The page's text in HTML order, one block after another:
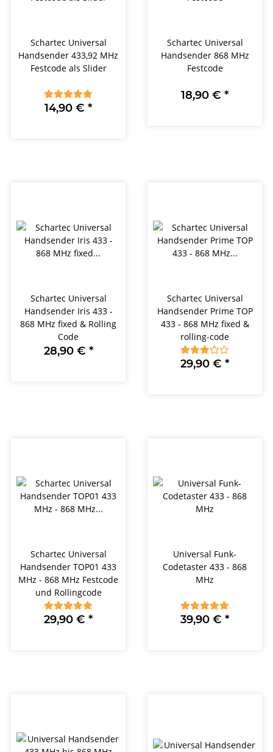
Schartec Universal
Handsender 433,92 MHz
Festcode als Slider
14,90 € *
Schartec Universal
Handsender 868 MHz
Festcode
18,90 € *
Schartec Universal
Handsender Iris 433 -
868 MHz fixed & Rolling
Code
28,90 € *
Schartec Universal
Handsender Prime TOP
433 - 868 MHz fixed &
rolling-code
29,90 € *
Schartec Universal
Handsender TOP01 433
MHz - 868 MHz Festcode
und Rollingcode
29,90 € *
Universal Funk-
Codetaster 433 - 868
MHz
39,90 € *